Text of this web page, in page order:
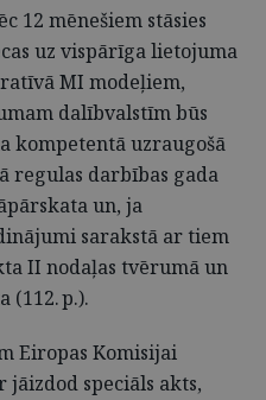
12 mēnešiem stāsies
uz vispārīga lietojuma
MI modeļiem,
dalībvalstīm būs
kompetentā uzraugošā
regulas darbības gada
un, ja
sarakstā ar tiem
II nodaļas tvērumā un
(112. p.).
Eiropas Komisijai
jāizdod speciāls akts,